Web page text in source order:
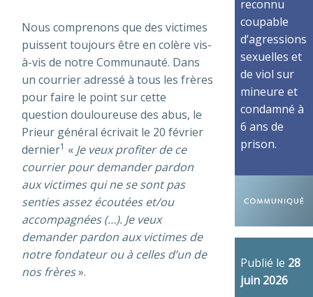
Nous comprenons que des victimes
puissent toujours être en colère vis-
à-vis de notre Communauté. Dans
un courrier adressé à tous les frères
pour faire le point sur cette
question douloureuse des abus, le
Prieur général écrivait le 20 février
dernier1 « Je veux profiter de ce
courrier pour demander pardon
aux victimes qui ne se sont pas
senties assez écoutées et/ou
accompagnées (…). Je veux
demander pardon aux victimes de
notre fondateur ou à celles d’un de
nos frères».
reconnu
coupable
d’agressions
sexuelles et
de viol sur
mineure et
condamné à
6 ans de
prison.
Publié le 28
juin 2026